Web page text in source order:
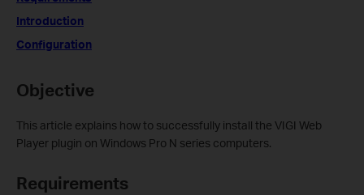
Introduction
Configuration
Objective
This article explains how to successfully install the VIGI Web
Player plugin on Windows Pro N series computers.
Requirements